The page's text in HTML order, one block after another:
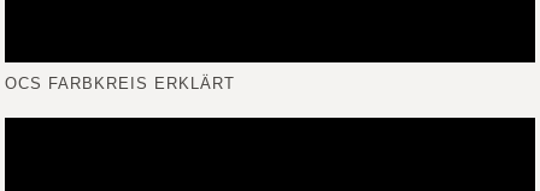
OCS FARBKREIS ERKLÄRT